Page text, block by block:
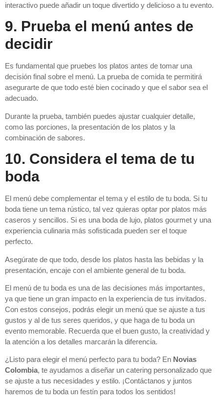
interactivo puede añadir un toque divertido y delicioso a tu evento.
9. Prueba el menú antes de
decidir
Es fundamental que pruebes los platos antes de tomar una
decisión final sobre el menú. La prueba de comida te permitirá
asegurarte de que todo esté bien cocinado y que el sabor sea el
adecuado.
Durante la prueba, también puedes ajustar cualquier detalle,
como las porciones, la presentación de los platos y la
combinación de sabores.
10. Considera el tema de tu
boda
El menú debe complementar el tema y el estilo de tu boda. Si tu
boda tiene un tema rústico, tal vez quieras optar por platos más
caseros y sencillos. Si es una boda de lujo, platos gourmet y una
experiencia culinaria más sofisticada pueden ser el toque
perfecto.
Asegúrate de que todo, desde los platos hasta las bebidas y la
presentación, encaje con el ambiente general de tu boda.
El menú de tu boda es una de las decisiones más importantes,
ya que tiene un gran impacto en la experiencia de tus invitados.
Con estos consejos, podrás elegir un menú que se ajuste a tus
gustos y al de tus seres queridos, y que haga de tu boda un
evento memorable. Recuerda que el buen gusto, la creatividad y
la atención a los detalles marcarán la diferencia.
¿Listo para elegir el menú perfecto para tu boda? En Novias
Colombia, te ayudamos a diseñar un catering personalizado que
se ajuste a tus necesidades y estilo. ¡Contáctanos y juntos
haremos de tu boda un festín para todos los sentidos!